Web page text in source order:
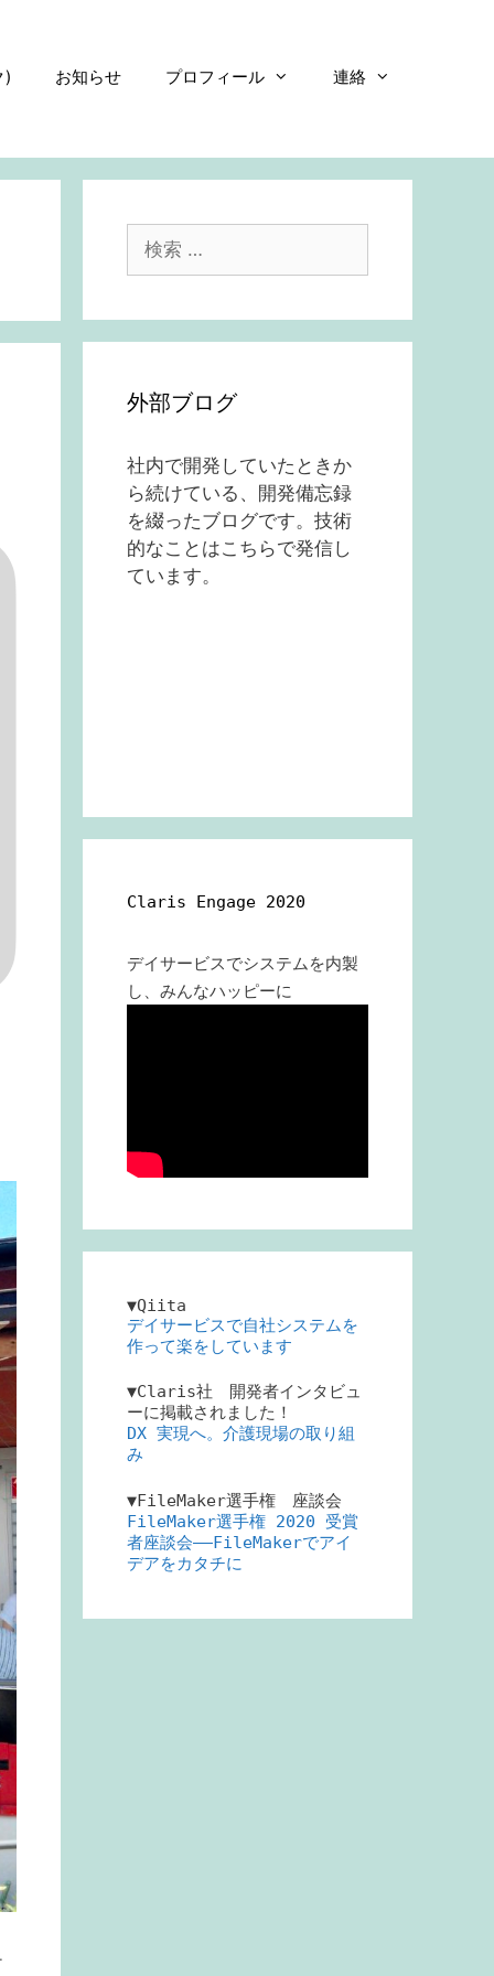
) お知らせ プロフィール 連絡
索:
外部ブログ
社内で開発していたときか
ら続けている、開発備忘録
を綴ったブログです。技術
的なことはこちらで発信し
ています。
Claris Engage 2020
デイサービスでシステムを内製
し、みんなハッピーに
▼Qiita
デイサービスで自社システムを
作って楽をしています
▼Claris社 開発者インタビュ
ーに掲載されました！
DX 実現へ。介護現場の取り組
み
▼FileMaker選手権 座談会
FileMaker選手権 2020 受賞
者座談会――FileMakerでアイ
デアをカタチに